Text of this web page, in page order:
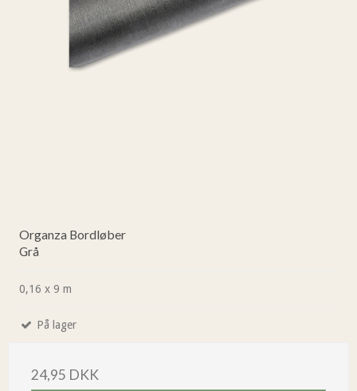
Organza Bordløber
Grå
0,16 x 9 m
På lager
24,95 DKK